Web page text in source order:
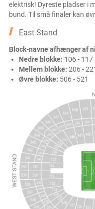
elektrisk! Dyreste pladser i
bund. Til små finaler kan
East Stand
Block-navne afhænger af
Nedre blokke: 106 - 117
Mellem blokke: 206 -
Øvre blokke: 506 - 521